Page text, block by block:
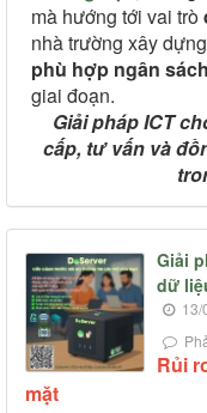
mà hướng tới vai trò
nhà trường xây
phù hợp ngân
giai đoạn.
Giải pháp ICT
cấp, tư vấn và
Giải
dữ
13/
Rủi
mặt